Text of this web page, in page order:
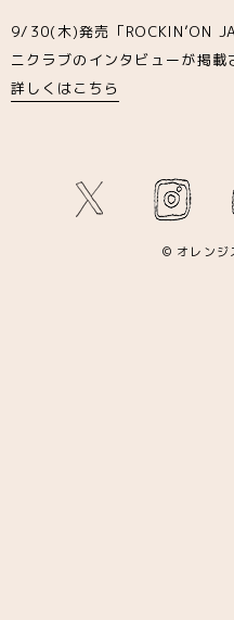
9/30(木)発売「ROCKIN’ON
ニクラブのインタビューが掲載
詳しくはこちら
© オレンジ